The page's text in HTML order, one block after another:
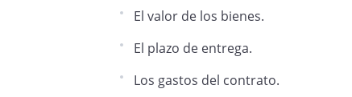
El valor de los bienes.
El plazo de entrega.
Los gastos del contrato.